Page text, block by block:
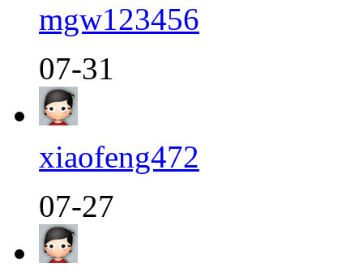
mgw123456
07-31
xiaofeng472
07-27